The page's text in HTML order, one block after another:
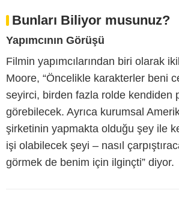
Bunları Biliyor musunuz?
Yapımcının Görüşü
Filmin yapımcılarından biri olarak
Moore, “Öncelikle karakterler beni
seyirci, birden fazla rolde kendiden
görebilecek. Ayrıca kurumsal
şirketinin yapmakta olduğu şey ile
işi olabilecek şeyi – nasıl
görmek de benim için ilginçti” diyor.